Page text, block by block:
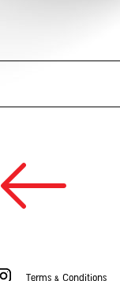
Terms & Conditions